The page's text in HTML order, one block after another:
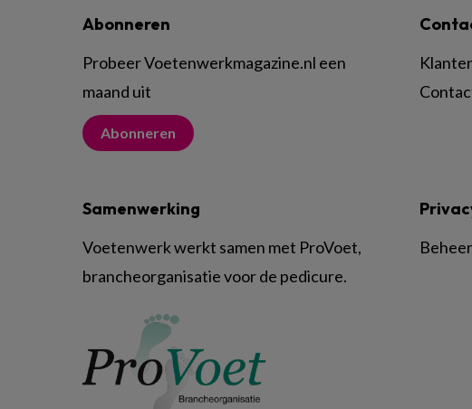
Abonneren
Probeer Voetenwerkmagazine.nl een
maand uit
Abonneren
Samenwerking
Voetenwerk werkt samen met ProVoet,
brancheorganisatie voor de pedicure.